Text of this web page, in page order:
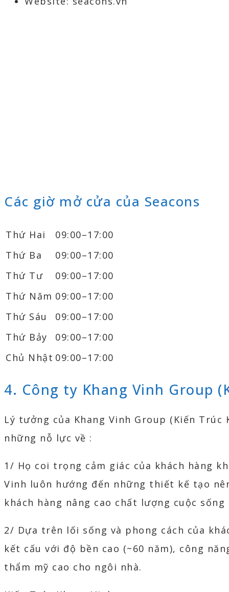
Các giờ mở cửa của Seacons
Thứ Hai
09:00–17:00
Thứ Ba
09:00–17:00
Thứ Tư
09:00–17:00
Thứ Năm 09:00–17:00
Thứ Sáu
09:00–17:00
Thứ Bảy
09:00–17:00
Chủ Nhật 09:00–17:00
4. Công ty Khang Vinh Group
Lý tưởng của Khang Vinh Group (Kiến Trúc
những nỗ lực về :
1/ Họ coi trọng cảm giác của khách hàng
Vinh luôn hướng đến những thiết kế tạo
khách hàng nâng cao chất lượng cuộc
2/ Dựa trên lối sống và phong cách của
kết cấu với độ bền cao (~60 năm), công
thẩm mỹ cao cho ngôi nhà.